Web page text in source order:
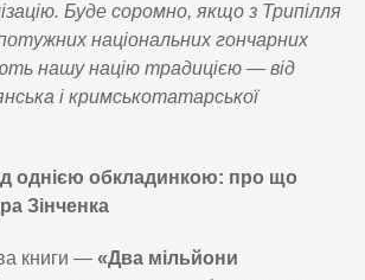
Буде соромно, якщо з Трипілля
національних гончарних
нашу націю традицією — від
і кримськотатарської
однією обкладинкою: про що
Зінченка
книги — «Два мільйони